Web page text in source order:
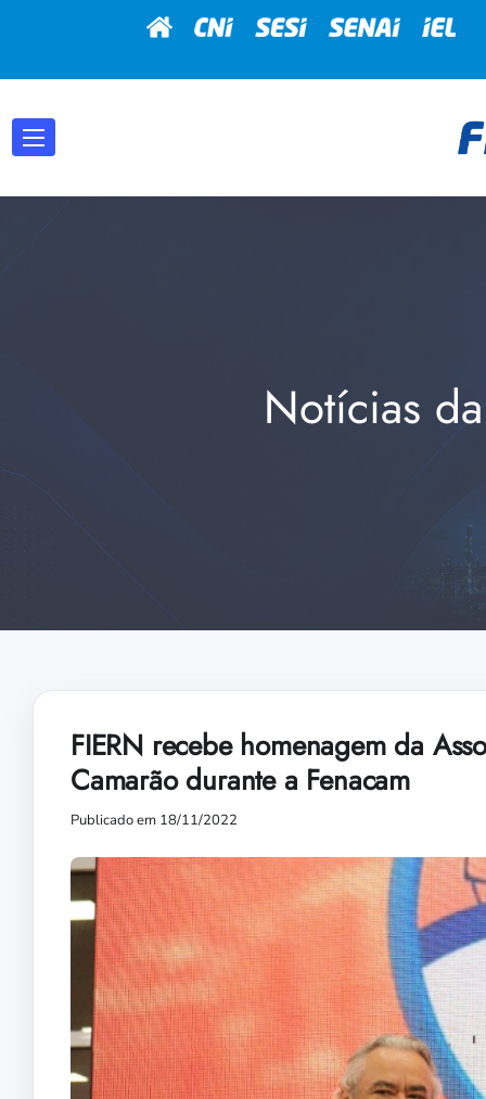
Notícias
FIERN recebe homenagem da
Camarão durante a Fenacam
Publicado em 18/11/2022